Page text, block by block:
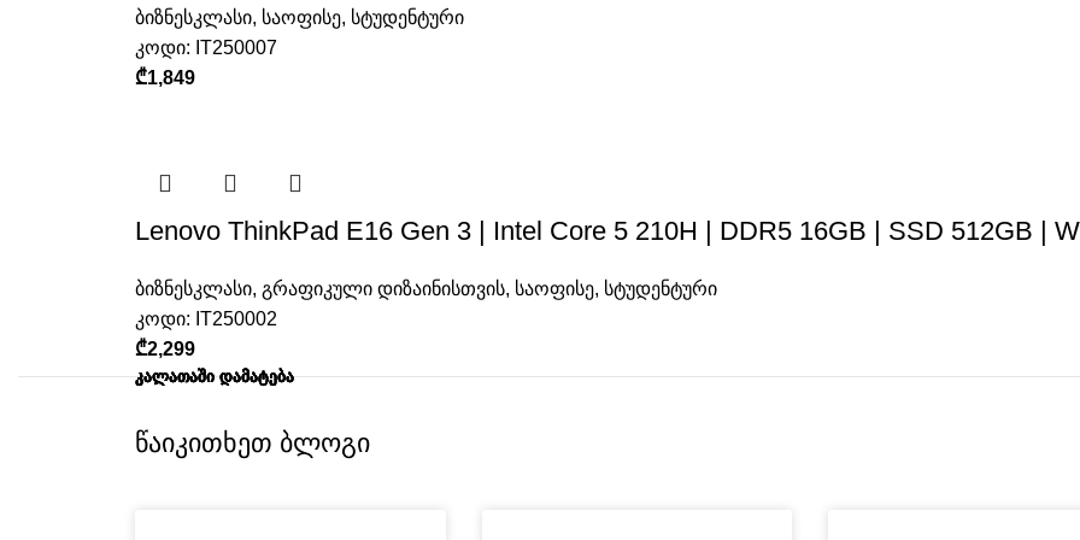
ᲙᲐᲚᲐᲗᲐᲨᲘ ᲓᲐᲛᲐᲢᲔᲑᲐ
ᲙᲐᲚᲐᲗᲐᲨᲘ ᲓᲐᲛᲐᲢᲔᲑᲐ
ᲙᲐᲚᲐᲗᲐᲨᲘ ᲓᲐᲛᲐᲢᲔᲑᲐ
ᲙᲐᲚᲐᲗᲐᲨᲘ ᲓᲐᲛᲐᲢᲔᲑᲐ
ᲙᲐᲚᲐᲗᲐᲨᲘ ᲓᲐᲛᲐᲢᲔᲑᲐ
ბიზნესკლასი, საოფისე, სტუდენტური
კოდი: IT250007
₾1,849
ᲙᲐᲚᲐᲗᲐᲨᲘ ᲓᲐᲛᲐᲢᲔᲑᲐ
Lenovo ThinkPad E16 Gen 3 | Intel Core 5 210H | DDR5 16GB | SSD 512GB |
ბიზნესკლასი, გრაფიკული დიზაინისთვის, საოფისე, სტუდენტური
კოდი: IT250002
₾2,299
წაიკითხეთ ბლოგი